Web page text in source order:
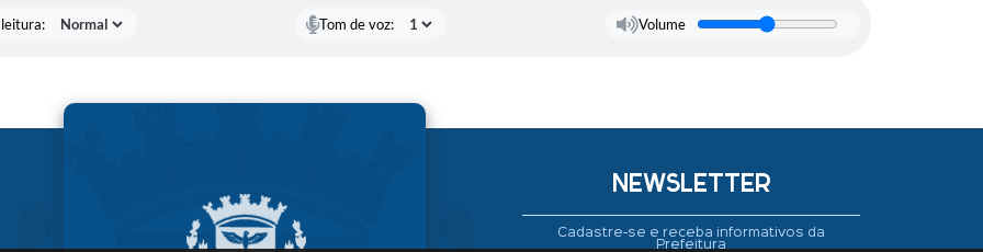
Tom de voz: Volume
NEWSLETTER
Cadastre-se e receba informativos da
Prefeitura